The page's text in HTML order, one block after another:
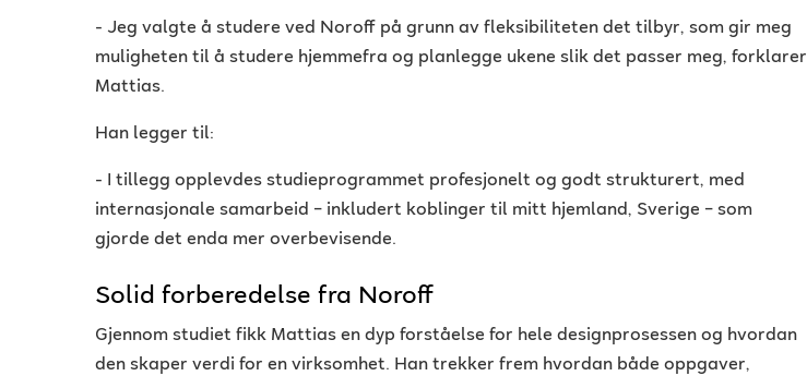
- Jeg valgte å studere ved Noroff på grunn av fleksibiliteten det tilbyr, som gir meg
muligheten til å studere hjemmefra og planlegge ukene slik det passer meg, forklarer
Mattias.
Han legger til:
- I tillegg opplevdes studieprogrammet profesjonelt og godt strukturert, med
internasjonale samarbeid – inkludert koblinger til mitt hjemland, Sverige – som
gjorde det enda mer overbevisende.
Solid forberedelse fra Noroff
Gjennom studiet fikk Mattias en dyp forståelse for hele designprosessen og hvordan
den skaper verdi for en virksomhet. Han trekker frem hvordan både oppgaver,